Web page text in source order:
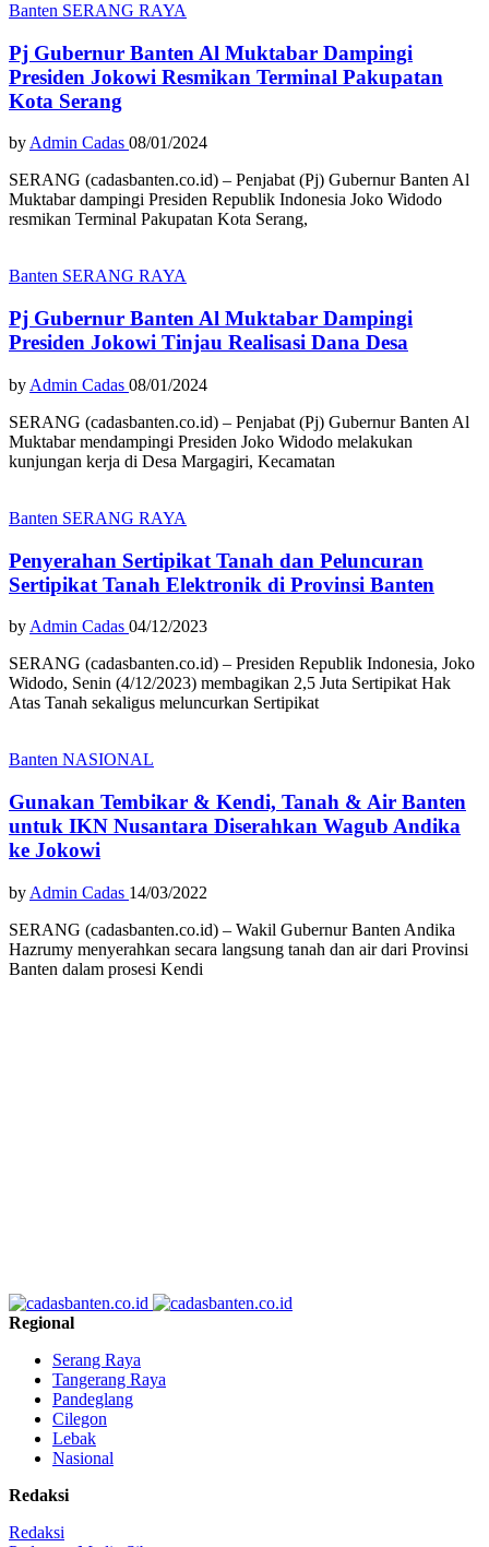
Banten SERANG RAYA
Pj Gubernur Banten Al Muktabar Dampingi
Presiden Jokowi Resmikan Terminal Pakupatan
Kota Serang
byAdmin Cadas 08/01/2024
SERANG (cadasbanten.co.id) – Penjabat (Pj) Gubernur Banten Al
Muktabar dampingi Presiden Republik Indonesia Joko Widodo
resmikan Terminal Pakupatan Kota Serang,
Banten SERANG RAYA
Pj Gubernur Banten Al Muktabar Dampingi
Presiden Jokowi Tinjau Realisasi Dana Desa
by Admin Cadas 08/01/2024
SERANG (cadasbanten.co.id) – Penjabat (Pj) Gubernur Banten Al
Muktabar mendampingi Presiden Joko Widodo melakukan
kunjungan kerja di Desa Margagiri, Kecamatan
Banten SERANG RAYA
Penyerahan Sertipikat Tanah dan Peluncuran
Sertipikat Tanah Elektronik di Provinsi Banten
by Admin Cadas 04/12/2023
SERANG (cadasbanten.co.id) – Presiden Republik Indonesia, Joko
Widodo, Senin (4/12/2023) membagikan 2,5 Juta Sertipikat Hak
Atas Tanah sekaligus meluncurkan Sertipikat
Banten NASIONAL
Gunakan Tembikar & Kendi, Tanah & Air Banten
untuk IKN Nusantara Diserahkan Wagub Andika
ke Jokowi
by Admin Cadas 14/03/2022
SERANG (cadasbanten.co.id) – Wakil Gubernur Banten Andika
Hazrumy menyerahkan secara langsung tanah dan air dari Provinsi
Banten dalam prosesi Kendi
Regional
Serang Raya
Tangerang Raya
Pandeglang
Cilegon
Lebak
Nasional
Redaksi
Redaksi